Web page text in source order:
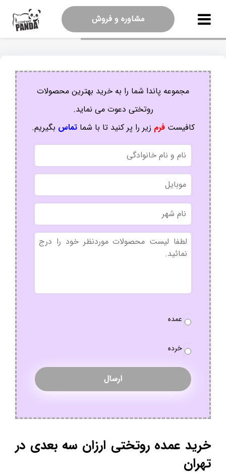
مشاوره و فروش
مجموعه پاندا شما را به خرید بهترین محصولات
روتختی دعوت می نماید.
کافیستفرم زیر را پر کنید تا با شماتماس بگیریم.
نام
و
نام
خانوادگی
موبایل
نام
شهر
بدون
عنوان
سفارش
عمده
خرده
خرید عمده روتختی ارزان سه بعدی در
تهران